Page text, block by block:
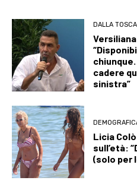
DALLA
cadere
sinistra”
Licia
sull’età:
(solo per